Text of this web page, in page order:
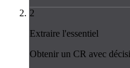
2
Extraire l'essentiel
Obtenir un CR avec